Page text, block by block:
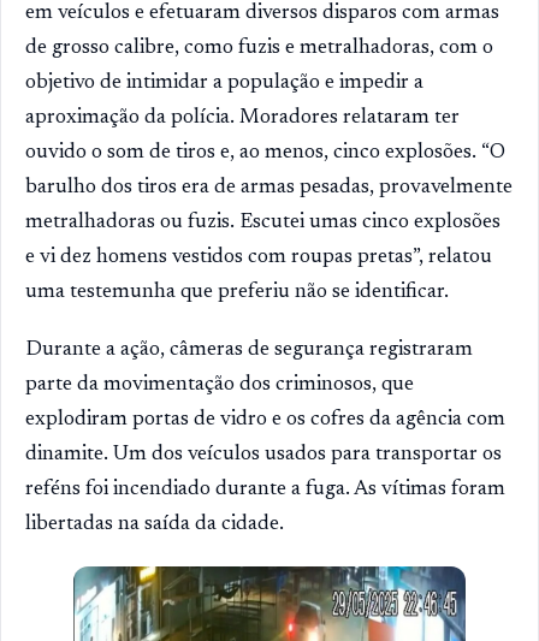
em veículos e efetuaram diversos disparos com armas
de grosso calibre, como fuzis e metralhadoras, com o
objetivo de intimidar a população e impedir a
aproximação da polícia. Moradores relataram ter
ouvido o som de tiros e, ao menos, cinco explosões. “O
barulho dos tiros era de armas pesadas, provavelmente
metralhadoras ou fuzis. Escutei umas cinco explosões
e vi dez homens vestidos com roupas pretas”, relatou
uma testemunha que preferiu não se identificar.
Durante a ação, câmeras de segurança registraram
parte da movimentação dos criminosos, que
explodiram portas de vidro e os cofres da agência com
dinamite. Um dos veículos usados para transportar os
reféns foi incendiado durante a fuga. As vítimas foram
libertadas na saída da cidade.